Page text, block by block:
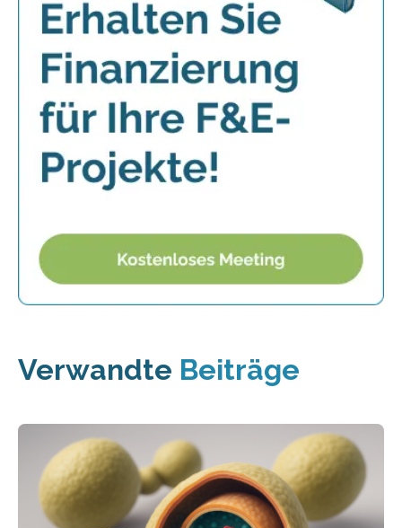
Verwandte Beiträge